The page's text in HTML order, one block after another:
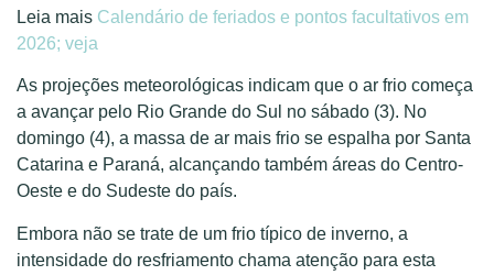
Leia mais Calendário de feriados e pontos facultativos em
2026; veja
As projeções meteorológicas indicam que o ar frio começa
a avançar pelo Rio Grande do Sul no sábado (3). No
domingo (4), a massa de ar mais frio se espalha por Santa
Catarina e Paraná, alcançando também áreas do Centro-
Oeste e do Sudeste do país.
Embora não se trate de um frio típico de inverno, a
intensidade do resfriamento chama atenção para esta